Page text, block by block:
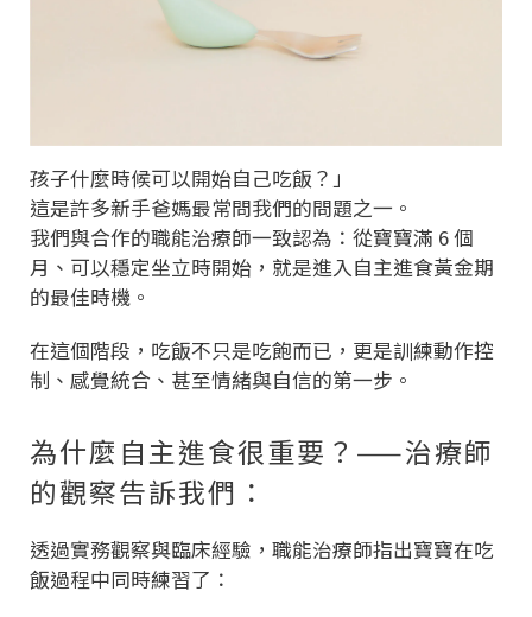
孩子什麼時候可以開始自己吃飯？」
這是許多新手爸媽最常問我們的問題之一。
我們與合作的職能治療師一致認為：從寶寶滿 6 個
月、可以穩定坐立時開始，就是進入自主進食黃金期
的最佳時機。
在這個階段，吃飯不只是吃飽而已，更是訓練動作控
制、感覺統合、甚至情緒與自信的第一步。
為什麼自主進食很重要？——治療師
的觀察告訴我們：
透過實務觀察與臨床經驗，職能治療師指出寶寶在吃
飯過程中同時練習了：